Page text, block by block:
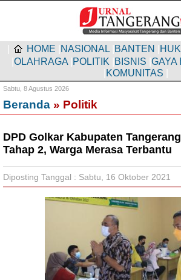
HOME NASIONAL BANTEN
OLAHRAGA POLITIK BISNIS GAYA
KOMUNITAS
Sabtu, 8 Agustus 2026
Beranda » Politik
DPD Golkar Kabupaten
Tahap 2, Warga Merasa Terbantu
Diposting Tanggal : Sabtu, 16 Oktober 2021